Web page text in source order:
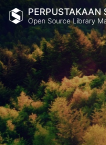
PERPUSTAKAAN
Open Source Library